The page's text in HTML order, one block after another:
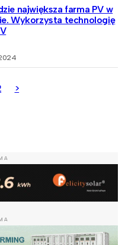
największa farma PV w
Wykorzysta technologię
>